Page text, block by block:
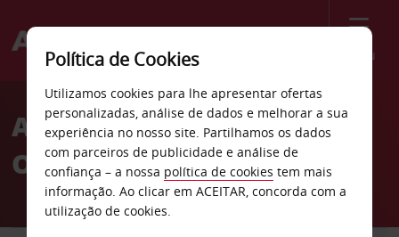
Menu
Welcome
AvisAluguer de carros Land
O’Lakes
Política de Cookies
Utilizamos cookies para lhe apresentar ofertas
personalizadas, análise de dados e melhorar a sua
experiência no nosso site. Partilhamos os dados
com parceiros de publicidade e análise de
confiança – a nossa política de cookies tem mais
informação. Ao clicar em ACEITAR, concorda com a
utilização de cookies.